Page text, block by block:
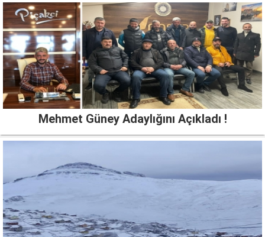
Mehmet Güney Adaylığını Açıkladı !